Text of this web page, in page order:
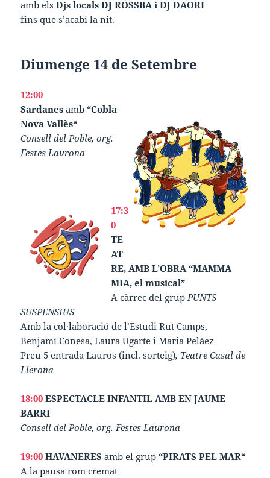
amb elsDjs locals DJ ROSSBA i DJ DAORI
fins que s’acabi la nit.
Diumenge 14 de Setembre
12:00
Sardanes amb“Cobla
Nova Vallès“
Consell del Poble, org.
Festes Laurona
17:3
0
TE
AT
RE, AMB L’OBRA “MAMMA
MIA, el musical”
A càrrec del grup PUNTS
SUSPENSIUS
Amb la col·laboració de l’Estudi Rut Camps,
Benjamí Conesa, Laura Ugarte i Maria Pelàez
Preu 5 entrada Lauros (incl. sorteig), Teatre Casal de
Llerona
18:00 ESPECTACLE INFANTIL AMB EN JAUME
BARRI
Consell del Poble, org. Festes Laurona
19:00 HAVANERES amb el grup“PIRATS PEL MAR“
A la pausa rom cremat